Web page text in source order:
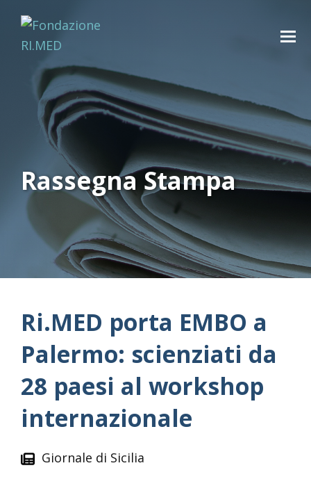
Rassegna Stampa
Ri.MED porta EMBO a
Palermo: scienziati da
28 paesi al workshop
internazionale
Giornale di Sicilia